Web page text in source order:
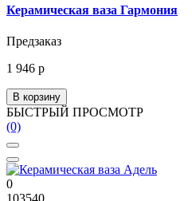
Керамическая ваза Гармония
Предзаказ
1 946 р
В корзину
БЫСТРЫЙ ПРОСМОТР
(0)
0